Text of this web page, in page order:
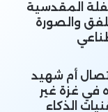
المقدسية
والصورة
أم شهيد
في غزة غير
الذكاء